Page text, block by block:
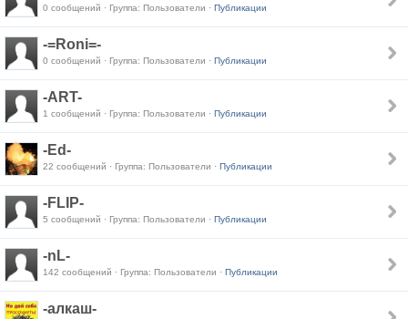
0 сообщений · Группа: Пользователи · Публикации
-=Roni=-
0 сообщений · Группа: Пользователи · Публикации
-ART-
1 сообщений · Группа: Пользователи · Публикации
-Ed-
22 сообщений · Группа: Пользователи · Публикации
-FLIP-
5 сообщений · Группа: Пользователи · Публикации
-nL-
142 сообщений · Группа: Пользователи · Публикации
-алкаш-